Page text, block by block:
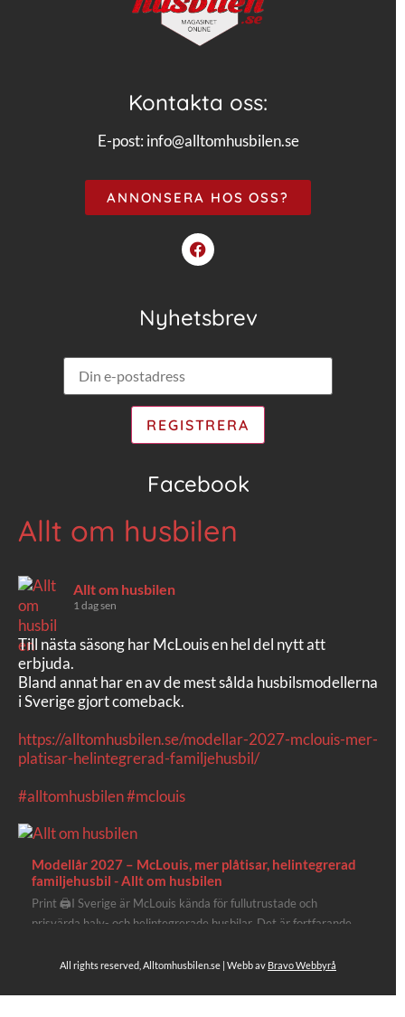
Kontakta oss:
E-post: info@alltomhusbilen.se
ANNONSERA HOS OSS?
Nyhetsbrev
Facebook
Allt om husbilen
Allt om husbilen
1 dag sen
Till nästa säsong har McLouis en hel del nytt att
erbjuda.
Bland annat har en av de mest sålda husbilsmodellerna
i Sverige gjort comeback.
https://alltomhusbilen.se/modellar-2027-mclouis-mer-
platisar-helintegrerad-familjehusbil/
#alltomhusbilen#mclouis
Modellår 2027 – McLouis, mer plåtisar, helintegrerad
familjehusbil - Allt om husbilen
Print 🖨I Sverige är McLouis kända för fullutrustade och
prisvärda halv- och helintegrerade husbilar. Det är fortfarande
plåtisutbud lite extra kärlek med hela 3 nya utrustningsnivåer.
All rights reserved, Alltomhusbilen.se | Webb av Bravo Webbyrå